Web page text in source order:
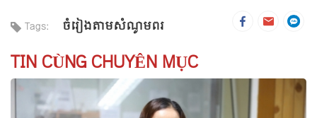
Tags: ចំរៀងតាមសំណូមពរ
TIN CÙNG CHUYÊN MỤC